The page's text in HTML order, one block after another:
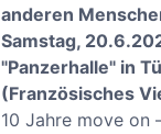
anderen
Samstag,
"Panzerhalle" in
(Französisches
10 Jahre move on